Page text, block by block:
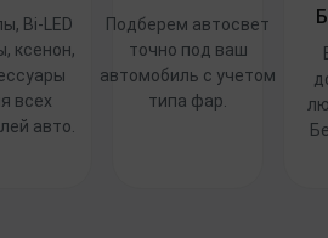
Bi-LED
ксенон,
всех
авто.
Подберем автосвет
точно под ваш
автомобиль с учетом
типа фар.